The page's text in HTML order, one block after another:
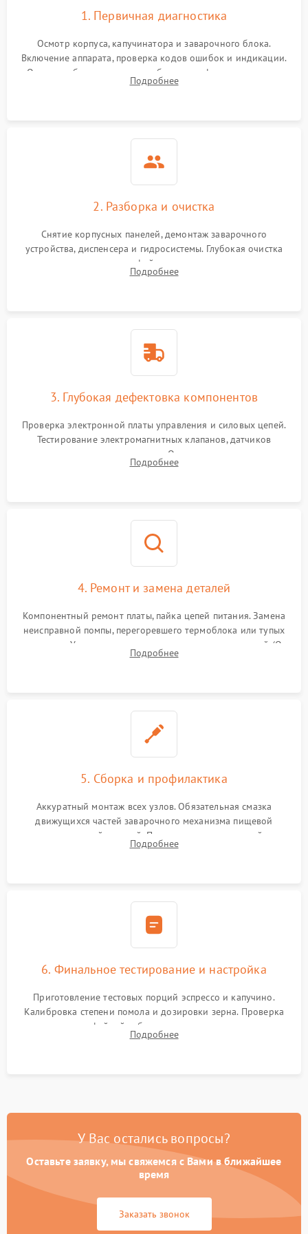
1. Первичная диагностика
Осмотр корпуса, капучинатора и заварочного блока.
Включение аппарата, проверка кодов ошибок и индикации.
Оценка работы помпы, термоблока и кофемолки на слух.
Измерение температуры и давления воды для выявления
Подробнее
2. Разборка и очистка
Снятие корпусных панелей, демонтаж заварочного
устройства, диспенсера и гидросистемы. Глубокая очистка
внутренних узлов от кофейных масел, жмыха и накипи.
Промывка дренажных каналов и фильтров с использованием
Подробнее
3. Глубокая дефектовка компонентов
Проверка электронной платы управления и силовых цепей.
Тестирование электромагнитных клапанов, датчиков
температуры и расходомера. Оценка степени износа
жерновов кофемолки, уплотнительных колец гидросистемы
Подробнее
4. Ремонт и замена деталей
Компонентный ремонт платы, пайка цепей питания. Замена
неисправной помпы, перегоревшего термоблока или тупых
жерновов. Установка новых силиконовых уплотнителей (O-
ring) и тефлоновых трубок для надежного устранения
Подробнее
5. Сборка и профилактика
Аккуратный монтаж всех узлов. Обязательная смазка
движущихся частей заварочного механизма пищевой
силиконовой смазкой. Проведение программной
декальцинации и очистки системы от кофейных масел.
Подробнее
6. Финальное тестирование и настройка
Приготовление тестовых порций эспрессо и капучино.
Калибровка степени помола и дозировки зерна. Проверка
плотности кофейной таблетки, температуры напитка и
качества молочной пены. Контроль отсутствия посторонних
Подробнее
У Вас остались вопросы?
Оставьте заявку, мы свяжемся с Вами в ближайшее
время
Заказать звонок